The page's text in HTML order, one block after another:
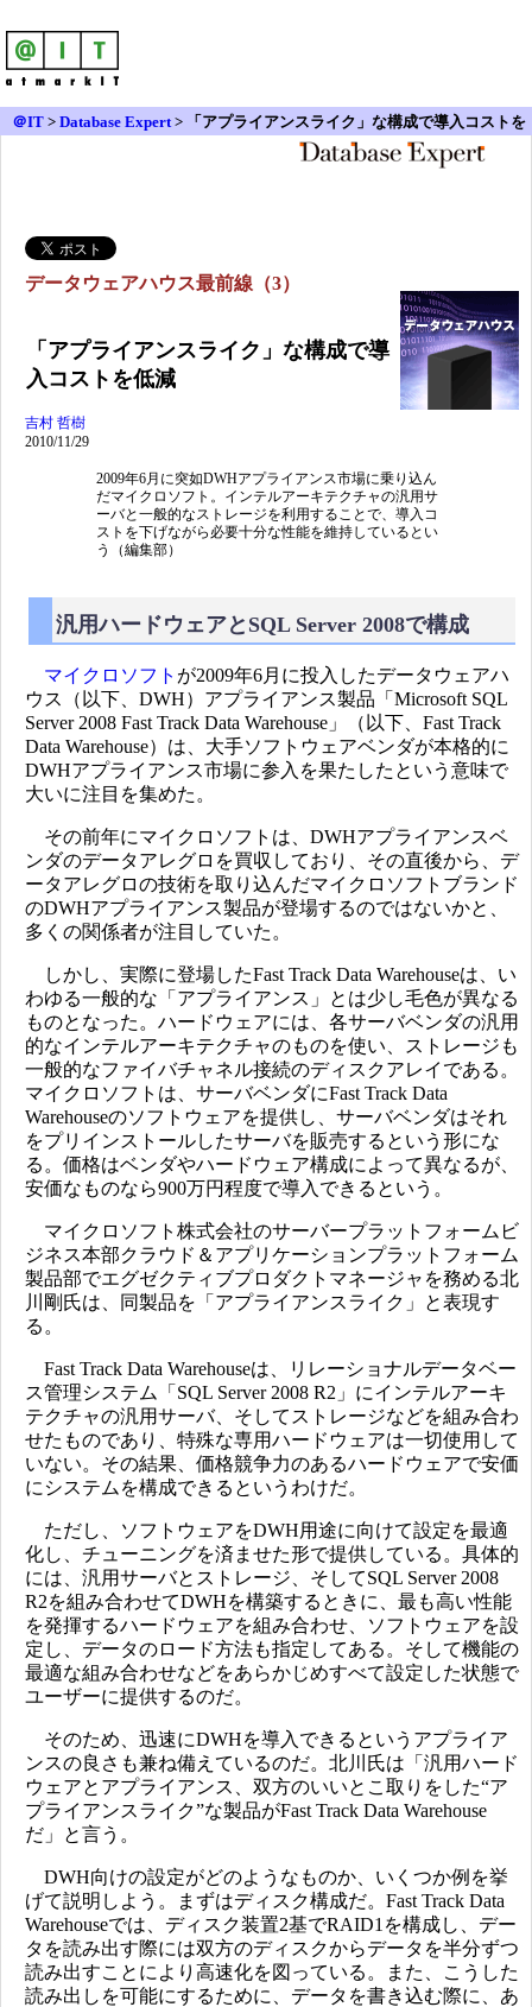
＠IT > Database Expert>
「アプライアンスライク」な構成で導入コストを
データウェアハウス最前線（3）
「アプライアンスライク」な構成で導
入コストを低減
吉村 哲樹
2010/11/29
2009年6月に突如DWHアプライアンス市場に乗り込ん
だマイクロソフト。インテルアーキテクチャの汎用サ
ーバと一般的なストレージを利用することで、導入コ
ストを下げながら必要十分な性能を維持しているとい
う（編集部）
汎用ハードウェアとSQL Server 2008で構成
マイクロソフト が2009年6月に投入したデータウェアハ
ウス（以下、DWH）アプライアンス製品「Microsoft SQL
Server 2008 Fast Track Data Warehouse」（以下、Fast Track
Data Warehouse）は、大手ソフトウェアベンダが本格的に
DWHアプライアンス市場に参入を果たしたという意味で
大いに注目を集めた。
その前年にマイクロソフトは、DWHアプライアンスベ
ンダのデータアレグロを買収しており、その直後から、デ
ータアレグロの技術を取り込んだマイクロソフトブランド
のDWHアプライアンス製品が登場するのではないかと、
多くの関係者が注目していた。
しかし、実際に登場したFast Track Data Warehouseは、い
わゆる一般的な「アプライアンス」とは少し毛色が異なる
ものとなった。ハードウェアには、各サーバベンダの汎用
的なインテルアーキテクチャのものを使い、ストレージも
一般的なファイバチャネル接続のディスクアレイである。
マイクロソフトは、サーバベンダにFast Track Data
Warehouseのソフトウェアを提供し、サーバベンダはそれ
をプリインストールしたサーバを販売するという形にな
る。価格はベンダやハードウェア構成によって異なるが、
安価なものなら900万円程度で導入できるという。
マイクロソフト株式会社のサーバープラットフォームビ
ジネス本部クラウド＆アプリケーションプラットフォーム
製品部でエグゼクティブプロダクトマネージャを務める北
川剛氏は、同製品を「アプライアンスライク」と表現す
る。
Fast Track Data Warehouseは、リレーショナルデータベー
ス管理システム「SQL Server 2008 R2」にインテルアーキ
テクチャの汎用サーバ、そしてストレージなどを組み合わ
せたものであり、特殊な専用ハードウェアは一切使用して
いない。その結果、価格競争力のあるハードウェアで安価
にシステムを構成できるというわけだ。
ただし、ソフトウェアをDWH用途に向けて設定を最適
化し、チューニングを済ませた形で提供している。具体的
には、汎用サーバとストレージ、そしてSQL Server 2008
R2を組み合わせてDWHを構築するときに、最も高い性能
を発揮するハードウェアを組み合わせ、ソフトウェアを設
定し、データのロード方法も指定してある。そして機能の
最適な組み合わせなどをあらかじめすべて設定した状態で
ユーザーに提供するのだ。
そのため、迅速にDWHを導入できるというアプライア
ンスの良さも兼ね備えているのだ。北川氏は「汎用ハード
ウェアとアプライアンス、双方のいいとこ取りをした“ア
プライアンスライク”な製品がFast Track Data Warehouse
だ」と言う。
DWH向けの設定がどのようなものか、いくつか例を挙
げて説明しよう。まずはディスク構成だ。Fast Track Data
Warehouseでは、ディスク装置2基でRAID1を構成し、デー
タを読み出す際には双方のディスクからデータを半分ずつ
読み出すことにより高速化を図っている。また、こうした
読み出しを可能にするために、データを書き込む際に、あ